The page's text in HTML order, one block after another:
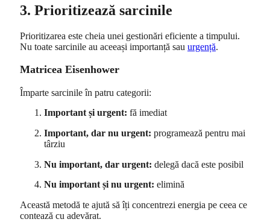
3. Prioritizează sarcinile
Prioritizarea este cheia unei gestionări eficiente a timpului.
Nu toate sarcinile au aceeași importanță sau urgență.
Matricea Eisenhower
Împarte sarcinile în patru categorii:
Important și urgent: fă imediat
Important, dar nu urgent: programează pentru mai
târziu
Nu important, dar urgent: delegă dacă este posibil
Nu important și nu urgent: elimină
Această metodă te ajută să îți concentrezi energia pe ceea ce
contează cu adevărat.